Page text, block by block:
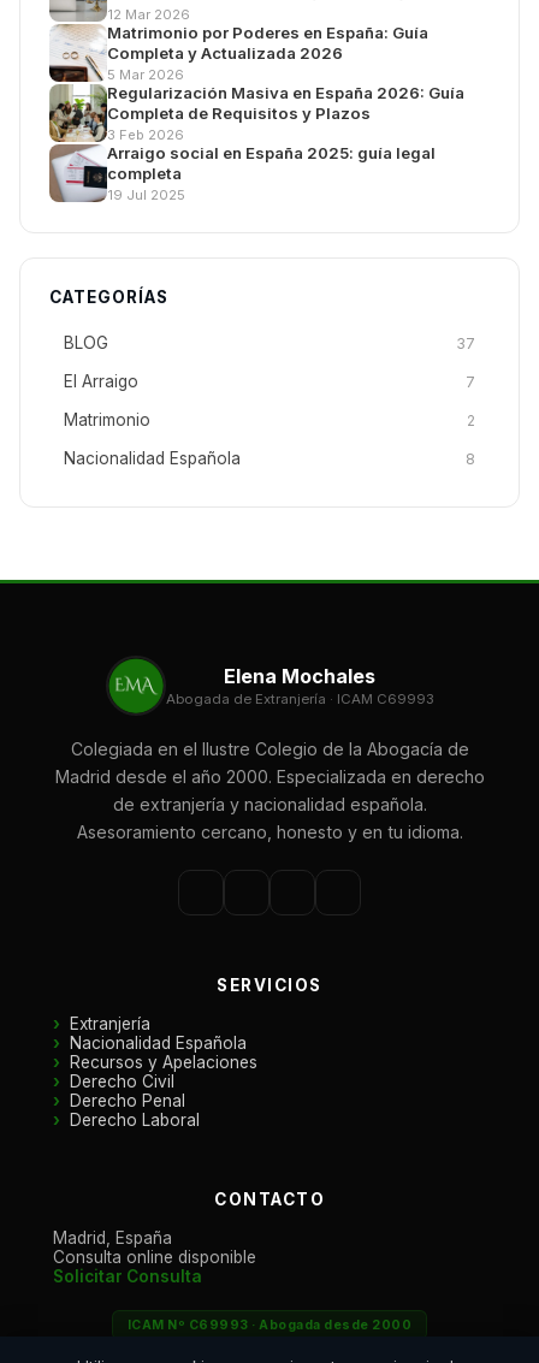
12 Mar 2026
Matrimonio por Poderes en España: Guía
Completa y Actualizada 2026
5 Mar 2026
Regularización Masiva en España 2026: Guía
Completa de Requisitos y Plazos
3 Feb 2026
Arraigo social en España 2025: guía legal
completa
19 Jul 2025
CATEGORÍAS
BLOG 37
El Arraigo 7
Matrimonio 2
Nacionalidad Española 8
Elena Mochales
Abogada de Extranjería · ICAM C69993
Colegiada en el Ilustre Colegio de la Abogacía de
Madrid desde el año 2000. Especializada en derecho
de extranjería y nacionalidad española.
Asesoramiento cercano, honesto y en tu idioma.
SERVICIOS
Extranjería
Nacionalidad Española
Recursos y Apelaciones
Derecho Civil
Derecho Penal
Derecho Laboral
CONTACTO
Madrid, España
Consulta online disponible
Solicitar Consulta
ICAM Nº C69993 · Abogada desde 2000